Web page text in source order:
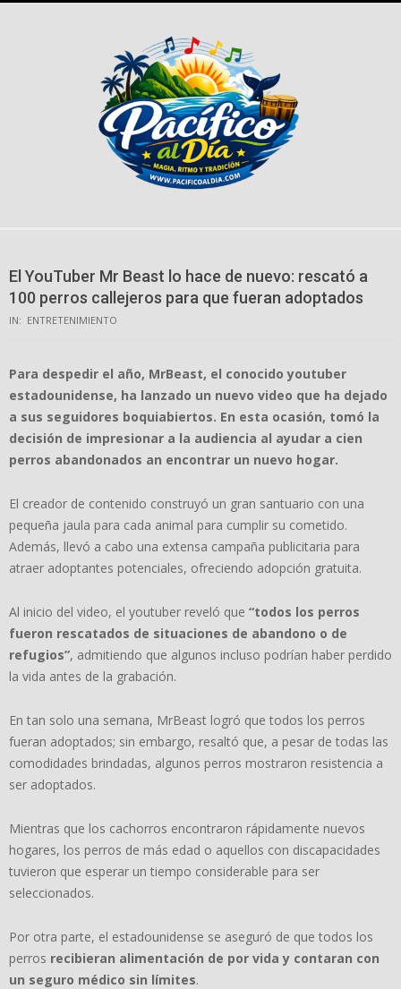
El YouTuber Mr Beast lo hace de nuevo: rescató a
100 perros callejeros para que fueran adoptados
IN: ENTRETENIMIENTO
Para despedir el año, MrBeast, el conocido youtuber
estadounidense, ha lanzado un nuevo video que ha dejado
a sus seguidores boquiabiertos. En esta ocasión, tomó la
decisión de impresionar a la audiencia al ayudar a cien
perros abandonados an encontrar un nuevo hogar.
El creador de contenido construyó un gran santuario con una
pequeña jaula para cada animal para cumplir su cometido.
Además, llevó a cabo una extensa campaña publicitaria para
atraer adoptantes potenciales, ofreciendo adopción gratuita.
Al inicio del video, el youtuber reveló que “todos los perros
fueron rescatados de situaciones de abandono o de
refugios”, admitiendo que algunos incluso podrían haber perdido
la vida antes de la grabación.
En tan solo una semana, MrBeast logró que todos los perros
fueran adoptados; sin embargo, resaltó que, a pesar de todas las
comodidades brindadas, algunos perros mostraron resistencia a
ser adoptados.
Mientras que los cachorros encontraron rápidamente nuevos
hogares, los perros de más edad o aquellos con discapacidades
tuvieron que esperar un tiempo considerable para ser
seleccionados.
Por otra parte, el estadounidense se aseguró de que todos los
perros recibieran alimentación de por vida y contaran con
un seguro médico sin límites.